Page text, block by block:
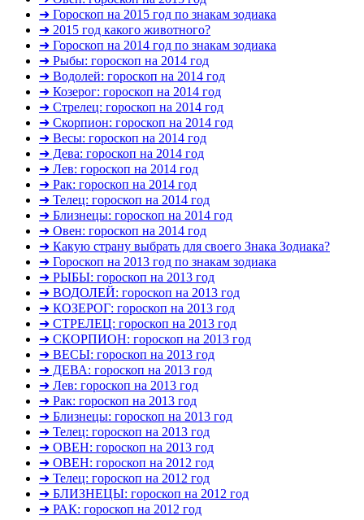
➜ Гороскоп на 2015 год по знакам зодиака
➜ 2015 год какого животного?
➜ Гороскоп на 2014 год по знакам зодиака
➜ Рыбы: гороскоп на 2014 год
➜ Водолей: гороскоп на 2014 год
➜ Козерог: гороскоп на 2014 год
➜ Стрелец: гороскоп на 2014 год
➜ Скорпион: гороскоп на 2014 год
➜ Весы: гороскоп на 2014 год
➜ Дева: гороскоп на 2014 год
➜ Лев: гороскоп на 2014 год
➜ Рак: гороскоп на 2014 год
➜ Телец: гороскоп на 2014 год
➜ Близнецы: гороскоп на 2014 год
➜ Овен: гороскоп на 2014 год
➜ Какую страну выбрать для своего Знака Зодиака?
➜ Гороскоп на 2013 год по знакам зодиака
➜ РЫБЫ: гороскоп на 2013 год
➜ ВОДОЛЕЙ: гороскоп на 2013 год
➜ КОЗЕРОГ: гороскоп на 2013 год
➜ СТРЕЛЕЦ: гороскоп на 2013 год
➜ СКОРПИОН: гороскоп на 2013 год
➜ ВЕСЫ: гороскоп на 2013 год
➜ ДЕВА: гороскоп на 2013 год
➜ Лев: гороскоп на 2013 год
➜ Рак: гороскоп на 2013 год
➜ Близнецы: гороскоп на 2013 год
➜ Телец: гороскоп на 2013 год
➜ ОВЕН: гороскоп на 2013 год
➜ ОВЕН: гороскоп на 2012 год
➜ Телец: гороскоп на 2012 год
➜ БЛИЗНЕЦЫ: гороскоп на 2012 год
➜ РАК: гороскоп на 2012 год